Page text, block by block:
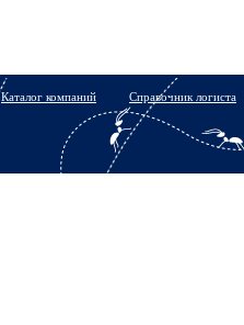
Каталог компаний Справочник логиста